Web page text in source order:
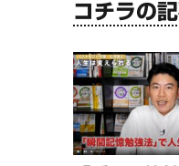
コチラの